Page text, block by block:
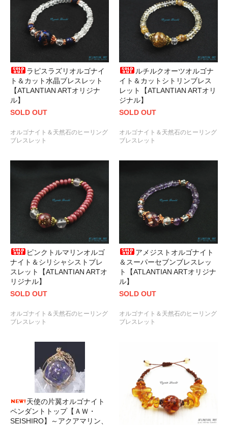
ラピスラズリオルゴナイ
ト＆カット水晶ブレスレット
【ATLANTIAN ARTオリジナ
ル】
SOLD OUT
オルゴナイト＆天然石のヒーリング
ブレスレット
ルチルクオーツオルゴナ
イト＆カットシトリンブレス
レット【ATLANTIAN ARTオリ
ジナル】
SOLD OUT
オルゴナイト＆天然石のヒーリング
ブレスレット
ピンクトルマリンオルゴ
ナイト＆シリシャシストブレ
スレット【ATLANTIAN ARTオ
リジナル】
SOLD OUT
オルゴナイト＆天然石のヒーリング
ブレスレット
アメジストオルゴナイト
＆スーパーセブンブレスレッ
ト【ATLANTIAN ARTオリジナ
ル】
SOLD OUT
オルゴナイト＆天然石のヒーリング
ブレスレット
天使の片翼オルゴナイト
ペンダントトップ【ＡＷ・
SEISHIRO】～アクアマリン、